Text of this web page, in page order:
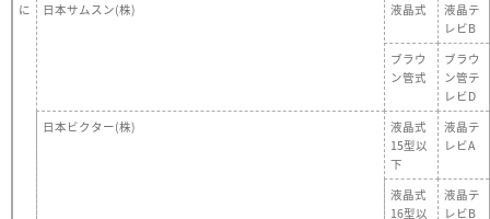
に
日本サムスン(株) 液晶式
液晶テ
レビB
ブラウ
ン管式
ブラウ
ン管テ
レビD
日本ビクター(株)
液晶式
15型以
下
液晶テ
レビA
液晶式
16型以
液晶テ
レビB